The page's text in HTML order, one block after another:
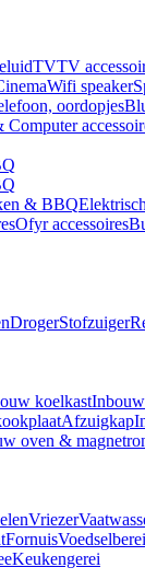
TVTV
Wifi speaker
oordopjes
& BBQ
Ofyr accessoires
DrogerStofzuiger
koelkast
Afzuigkap
oven &
Vriezer
Fornuis
Keukengerei